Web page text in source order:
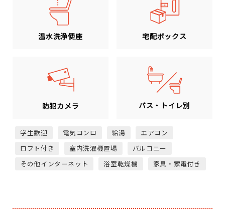
温水洗浄便座 宅配ボックス
防犯カメラ バス・トイレ別
学生歓迎 電気コンロ 給湯
エアコン
ロフト付き
室内洗濯機置場
バルコニー
その他インターネット
浴室乾燥機 家具・家電付き